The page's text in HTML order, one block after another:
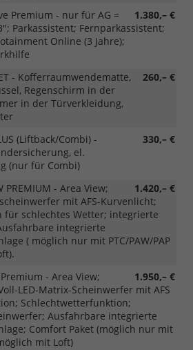
1.380,– €
Premium - nur für AG =
Parkassistent; Fernparkassistent;
Online (3 Jahre);
260,– €
- Kofferraumwendematte,
Regenschirm in der
in der Türverkleidung,
330,– €
(Liftback/Combi) -
el.
(nur für Combi)
1.420,– €
PREMIUM - Area View;
mit AFS-Kurvenlicht;
für schlechtes Wetter; integrierte
integrierte
( möglich nur mit PTC/PAW/PAP
1.950,– €
- Area View;
LED-Matrix-Scheinwerfer mit AFS
Schlechtwetterfunktion;
Ausfahrbare integrierte
Comfort Paket (möglich nur mit
mit Loft)